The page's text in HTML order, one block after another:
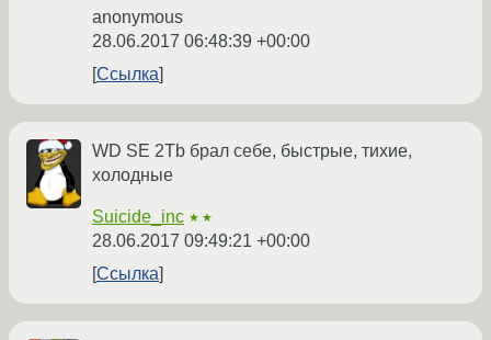
anonymous
28.06.2017 06:48:39 +00:00
Ссылка
WD SE 2Tb брал себе, быстрые, тихие,
холодные
Suicide_inc ★★
28.06.2017 09:49:21 +00:00
Ссылка